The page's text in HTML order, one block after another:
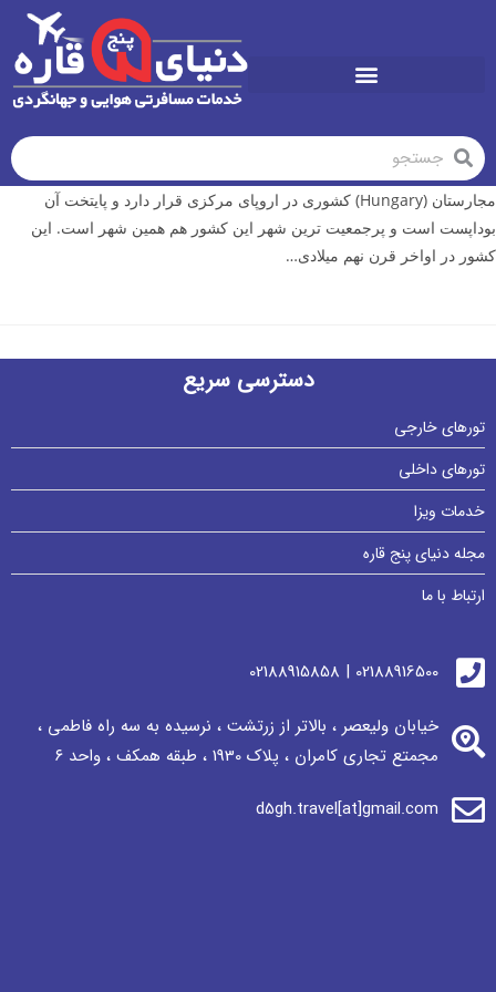
مجارستان (Hungary) کشوری در اروپای مرکزی قرار دارد و پایتخت آن
بوداپست است و پرجمعیت ترین شهر این کشور هم همین شهر است. این
کشور در اواخر قرن نهم میلادی…
دسترسی سریع
تورهای خارجی
تورهای داخلی
خدمات ویزا
مجله دنیای پنج قاره
ارتباط با ما
02188916500 | 02188915858
خیابان ولیعصر ، بالاتر از زرتشت ، نرسيده به سه راه فاطمی ،
مجمتع تجاری كامران ، پلاک 1930 ، طبقه همکف ، واحد ٦
d5gh.travel[at]gmail.com